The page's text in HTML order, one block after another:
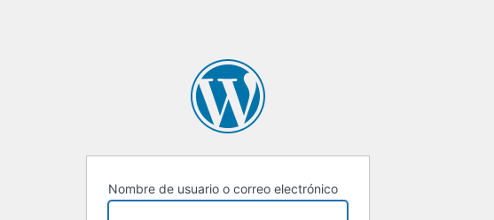
Nombre de usuario o correo electrónico